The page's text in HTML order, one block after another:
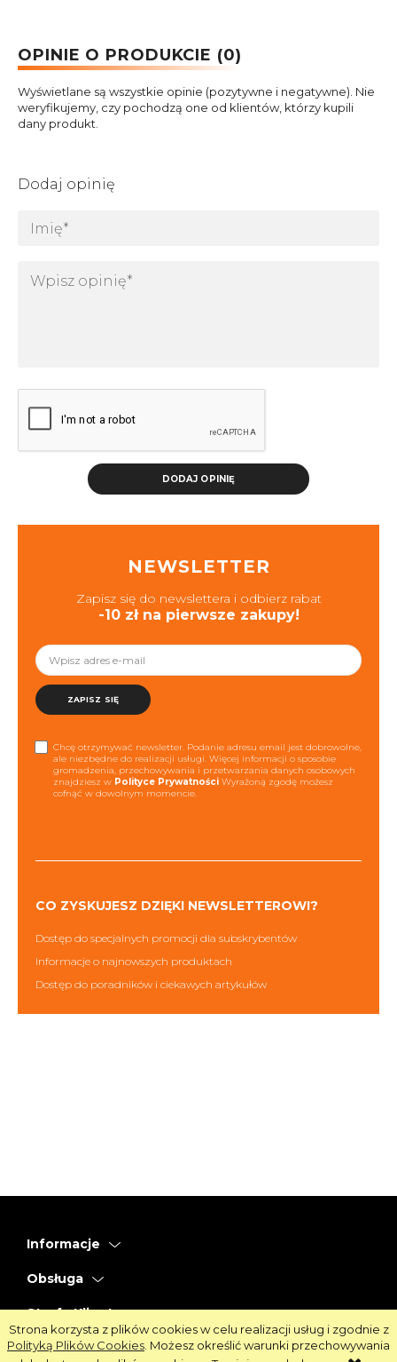
Strona korzysta z plików cookies w celu realizacji usług i zgodnie z
Polityką Plików Cookies . Możesz określić warunki przechowywania
OPINIE O PRODUKCIE (0)
Wyświetlane są wszystkie opinie (pozytywne i negatywne). Nie
weryfikujemy, czy pochodzą one od klientów, którzy kupili
dany produkt.
Dodaj opinię
DODAJ OPINIĘ
NEWSLETTER
Zapisz się do newslettera i odbierz rabat
-10 zł na pierwsze zakupy!
ZAPISZ SIĘ
Chcę otrzymywać newsletter. Podanie adresu email jest dobrowolne,
ale niezbędne do realizacji usługi. Więcej informacji o sposobie
gromadzenia, przechowywania i przetwarzania danych osobowych
znajdziesz w Polityce Prywatności Wyrażoną zgodę możesz
cofnąć w dowolnym momencie.
CO ZYSKUJESZ DZIĘKI NEWSLETTEROWI?
Dostęp do specjalnych promocji dla subskrybentów
Informacje o najnowszych produktach
Dostęp do poradników i ciekawych artykułów
Informacje
Obsługa
Strefa Klienta
Strefa Marek